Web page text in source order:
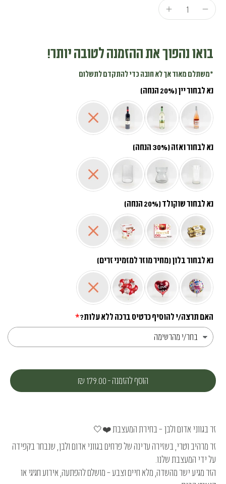
בואו נהפוך את ההזמנה לטובה יותר!
*משתלם מאוד אך לא חובה כדי להתקדם לתשלום
נא לבחור יין (20% הנחה)
נא לבחור ואזה (30% הנחה)
נא לבחור שוקולד (20% הנחה)
נא לבחור בלון (מחיר מוזר למזמיני זרים)
האם תרצה/י להוסיף כרטיס ברכה ללא עלות?
הוסף להזמנה-
179.00 ₪
זר בגווני אדום ולבן – בחירת המעצבת ❤️🤍
זר מרהיב וטרי, בשזירה עדינה של פרחים בגווני אדום ולבן, שנבחר בקפידה
על ידי המעצבת שלנו.
הזר מגיע ישר מהשדה, מלא חיים וצבע – מושלם להפתעה, אירוע חגיגי או